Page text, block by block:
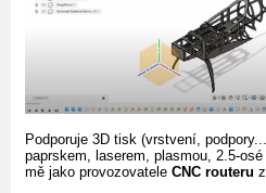
Podporuje 3D tisk (vrstvení,
paprskem, laserem, plasmou, 2.5-
mě jako provozovatele CNC routeru